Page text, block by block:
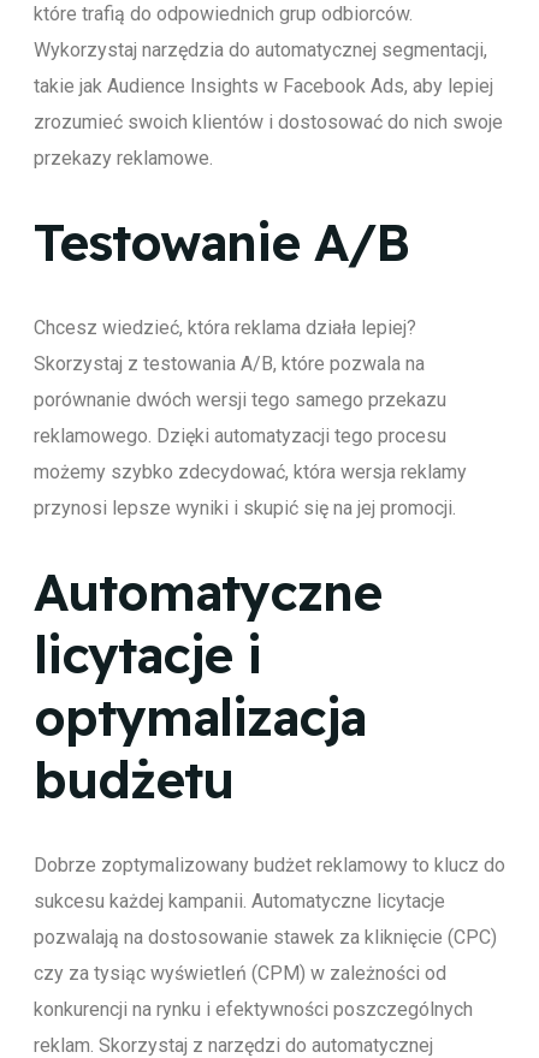
które trafią do odpowiednich grup odbiorców.
Wykorzystaj narzędzia do automatycznej segmentacji,
takie jak Audience Insights w Facebook Ads, aby lepiej
zrozumieć swoich klientów i dostosować do nich swoje
przekazy reklamowe.
Testowanie A/B
Chcesz wiedzieć, która reklama działa lepiej?
Skorzystaj z testowania A/B, które pozwala na
porównanie dwóch wersji tego samego przekazu
reklamowego. Dzięki automatyzacji tego procesu
możemy szybko zdecydować, która wersja reklamy
przynosi lepsze wyniki i skupić się na jej promocji.
Automatyczne
licytacje i
optymalizacja
budżetu
Dobrze zoptymalizowany budżet reklamowy to klucz do
sukcesu każdej kampanii. Automatyczne licytacje
pozwalają na dostosowanie stawek za kliknięcie (CPC)
czy za tysiąc wyświetleń (CPM) w zależności od
konkurencji na rynku i efektywności poszczególnych
reklam. Skorzystaj z narzędzi do automatycznej